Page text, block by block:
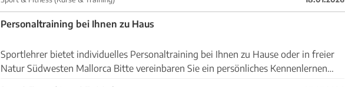
Personaltraining bei Ihnen zu Haus
Sportlehrer bietet individuelles Personaltraining bei Ihnen zu Hause oder in freier
Natur Südwesten Mallorca Bitte vereinbaren Sie ein persönliches Kennenlernen